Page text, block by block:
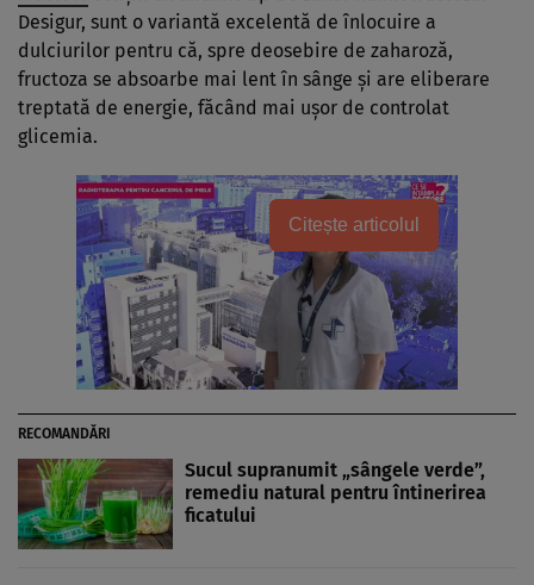
Desigur, sunt o variantă excelentă de înlocuire a
dulciurilor pentru că, spre deosebire de zaharoză,
fructoza se absoarbe mai lent în sânge şi are eliberare
treptată de energie, făcând mai uşor de controlat
glicemia.
Citește articolul
RECOMANDĂRI
Sucul supranumit „sângele verde”,
remediu natural pentru întinerirea
ficatului